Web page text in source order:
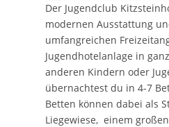
Der Jugendclub
modernen Ausstattung
umfangreichen
Jugendhotelanlage in
anderen Kindern oder
übernachtest du in 4-7
Betten können dabei als
Liegewiese, einem